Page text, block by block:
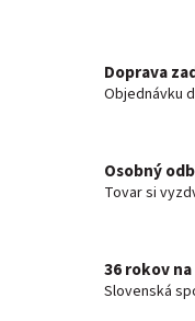
Doprava
Objednávku
Osobný
Tovar si
36 rokov
Slovenská